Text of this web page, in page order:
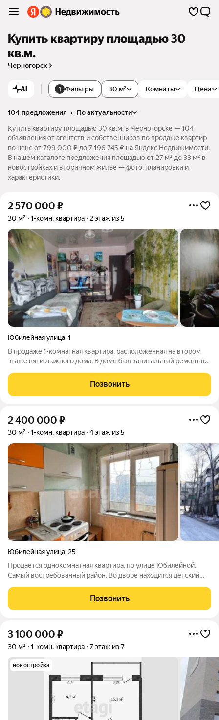
Купить квартиру площадью 30
кв.м.
Черногорск
AI 1 Фильтры Комнаты Цена
30 м²
104 предложения •
по актуальности
Купить квартиру площадью 30 кв.м. в Черногорске — 104
объявления от агентств и собственников по продаже квартир
по цене от 799 000 ₽ до 7 196 745 ₽ на Яндекс Недвижимости.
В нашем каталоге предложения площадью от 27 м² до 33 м² в
новостройках и вторичном жилье — фото, планировки и
характеристики.
2 570 000 ₽
30 м² 1-комн. квартира 2 этаж из 5
Юбилейная улица,1
В продаже 1-комнатная квартира, расположенная на втором
этаже пятиэтажного дома. В доме был капитальный ремонт в
балкон утепленный, санузел совмещенный, встроенная
гардеробная. Не требует каких
Позвонить
2 400 000 ₽
30 м² 1-комн. квартира 4 этаж из 5
Юбилейная улица, 25
Продается однокомнатная квартира, по улице Юбилейной.
Самый востребованный район. Во дворе находится детский
Командор, Каскад. Рядом находится остановка. Имеется
большой балкон на два окна.
Позвонить
3 100 000 ₽
30 м² 1-комн. квартира 7 этаж из 7
новостройка